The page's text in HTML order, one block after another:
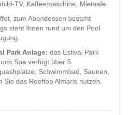
TV, Kaffeemaschine, Mietsafe.
zum Abendessen besteht
steht Ihnen rund um den Pool
Park Anlage: das Estival Park
Spa verfügt über 5
Schwimmbad, Saunen,
Sie das Rooftop Almaris nutzen.